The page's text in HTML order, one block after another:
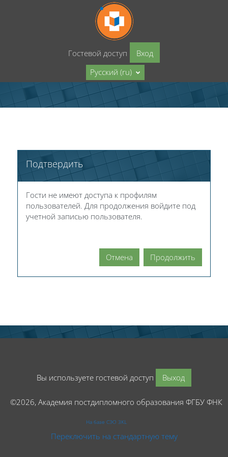
Перейти к основному содержанию
Гостевой доступ
Вход
Русский ‎(ru)‎
Подтвердить
Гости не имеют доступа к профилям
пользователей. Для продолжения войдите под
учетной записью пользователя.
Отмена Продолжить
Вы используете гостевой доступ Выход
©2026, Академия постдипломного образования ФГБУ
На базе СЭО 3KL
Переключить на стандартную тему